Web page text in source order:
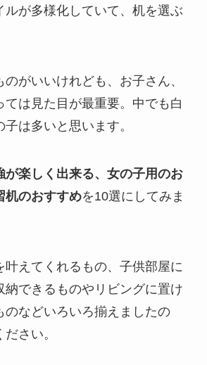
ルが多様化していて、机を選ぶ
がいいけれども、お子さん、
ては見た目が最重要。中でも白
は多いと思います。
が楽しく出来る、女の子用のお
机のおすすめを10選にしてみま
叶えてくれるもの、子供部屋に
納できるものやリビングに置け
のなどいろいろ揃えましたの
さい。